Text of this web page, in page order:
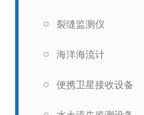
裂缝监测仪
海洋海流计
便携卫星接收设备